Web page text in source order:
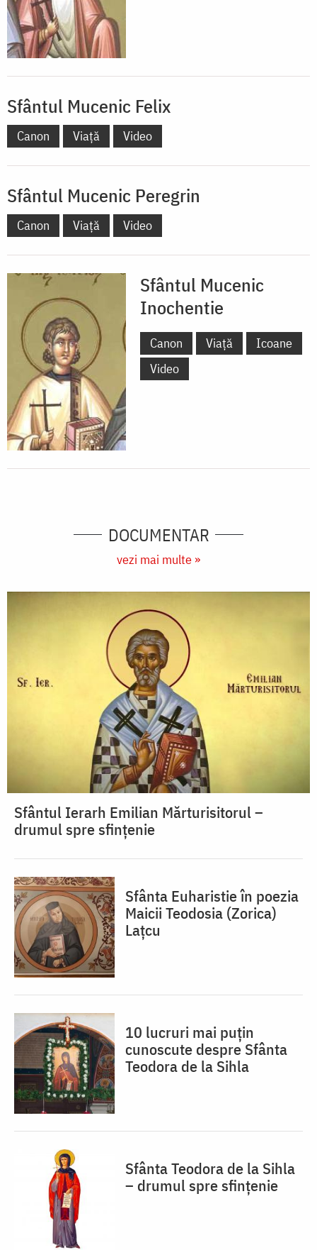
Sfântul Mucenic Felix
Canon Viață Video
Sfântul Mucenic Peregrin
Canon Viață Video
Sfântul Mucenic
Inochentie
Canon Viață
Icoane
Video
DOCUMENTAR
vezi mai multe »
Sfântul Ierarh Emilian Mărturisitorul –
drumul spre sfințenie
Sfânta Euharistie în poezia
Maicii Teodosia (Zorica)
Lațcu
10 lucruri mai puțin
cunoscute despre Sfânta
Teodora de la Sihla
Sfânta Teodora de la Sihla
– drumul spre sfințenie